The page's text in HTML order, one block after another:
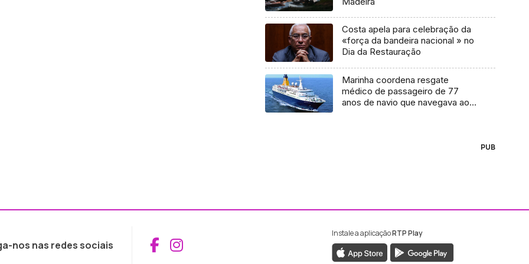
Costa apela para celebração da
«força da bandeira nacional » no
Dia da Restauração
Marinha coordena resgate
médico de passageiro de 77
anos de navio que navegava ao
PUB
nos nas redes sociais Aceder ao Facebook da RTP Madeira
Aceder ao Instagram da RTP Madeira
Instale a aplicaçãoRTP Play